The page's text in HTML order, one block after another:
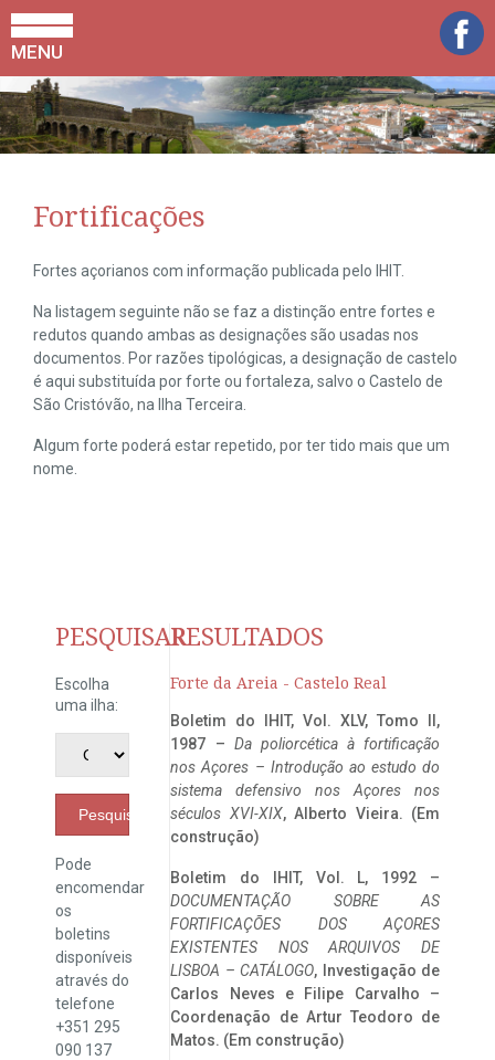
MENU
Fortificações
Fortes açorianos com informação publicada pelo IHIT.
Na listagem seguinte não se faz a distinção entre fortes e
redutos quando ambas as designações são usadas nos
documentos. Por razões tipológicas, a designação de castelo
é aqui substituída por forte ou fortaleza, salvo o Castelo de
São Cristóvão, na Ilha Terceira.
Algum forte poderá estar repetido, por ter tido mais que um
nome.
PESQUISAR
Escolha
uma ilha:
Pesquisar
Pode
encomendar
os
boletins
disponíveis
através do
telefone
+351 295
090 137
RESULTADOS
Forte da Areia - Castelo Real
Boletim do IHIT, Vol. XLV, Tomo II,
1987 – Da poliorcética à fortificação
nos Açores – Introdução ao estudo do
sistema defensivo nos Açores nos
séculos XVI-XIX, Alberto Vieira. (Em
construção)
Boletim do IHIT, Vol. L, 1992 –
DOCUMENTAÇÃO SOBRE AS
FORTIFICAÇÕES DOS AÇORES
EXISTENTES NOS ARQUIVOS DE
LISBOA – CATÁLOGO, Investigação de
Carlos Neves e Filipe Carvalho –
Coordenação de Artur Teodoro de
Matos. (Em construção)